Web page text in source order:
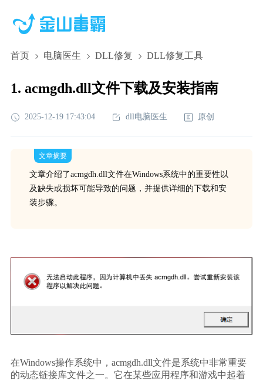
首页 电脑医生 DLL修复 DLL修复工具
1. acmgdh.dll文件下载及安装指南
2025-12-19 17:43:04 dll电脑医生 原创
文章摘要
文章介绍了acmgdh.dll文件在Windows系统中的重要性以
及缺失或损坏可能导致的问题，并提供详细的下载和安
装步骤。
在Windows操作系统中，acmgdh.dll文件是系统中非常重要
的动态链接库文件之一。它在某些应用程序和游戏中起着